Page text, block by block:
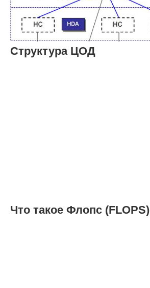
Структура ЦОД
Что такое Флопс (FLOPS)